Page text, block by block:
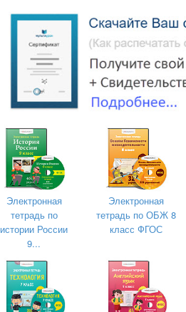
(выходят дети
Победы!»
Ребёнок –Артур Ш.
Ярок день с утра, чудесен,
Весь цветами он расцвёл,
Слышу я звучанье песен,
Праздник в город мой пришёл!
Сегодня праздник – День Победы!
Счастливый праздник – день весны,
И песни звонкие слышны.
Электронная
тетрадь по
истории России
9...
Электронная
тетрадь по ОБЖ 8
класс ФГОС